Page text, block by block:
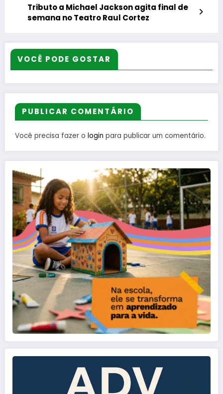
Tributo a Michael Jackson agita final de
semana no Teatro Raul Cortez
VOCÊ PODE GOSTAR
PUBLICAR COMENTÁRIO
Você precisa fazer o login para publicar um comentário.